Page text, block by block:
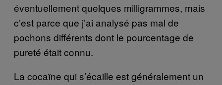
éventuellement quelques milligrammes, mais
c’est parce que j’ai analysé pas mal de
pochons différents dont le pourcentage de
pureté était connu.
La cocaïne qui s’écaille est généralement un